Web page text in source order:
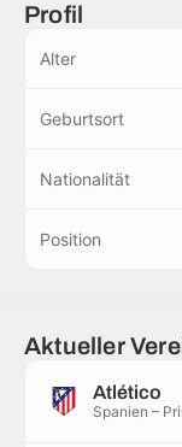
Profil
Alter
Geburtsort
Nationalität
Position
Aktueller
Atlético
Spanien –